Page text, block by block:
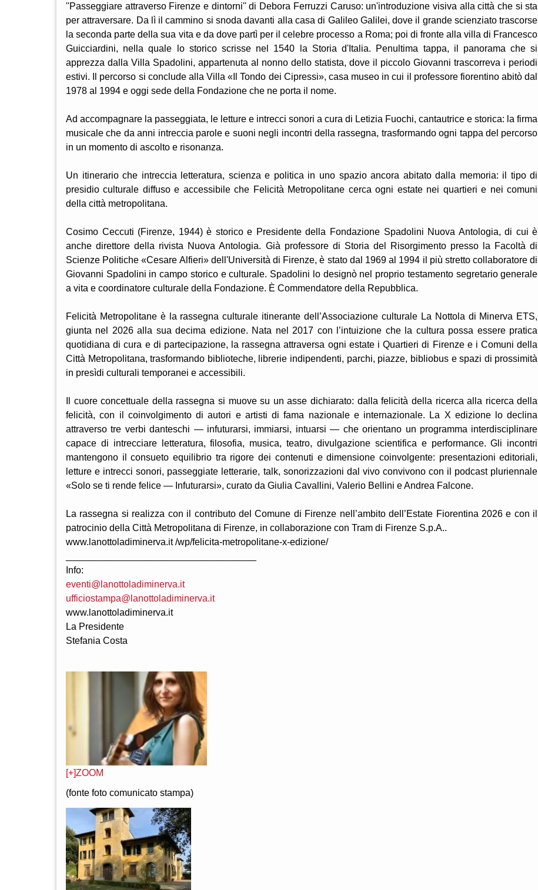
''Passeggiare attraverso Firenze e dintorni'' di Debora Ferruzzi Caruso: un'introduzione visiva alla città che si sta
per attraversare. Da lì il cammino si snoda davanti alla casa di Galileo Galilei, dove il grande scienziato trascorse
la seconda parte della sua vita e da dove partì per il celebre processo a Roma; poi di fronte alla villa di Francesco
Guicciardini, nella quale lo storico scrisse nel 1540 la Storia d'Italia. Penultima tappa, il panorama che si
apprezza dalla Villa Spadolini, appartenuta al nonno dello statista, dove il piccolo Giovanni trascorreva i periodi
estivi. Il percorso si conclude alla Villa «Il Tondo dei Cipressi», casa museo in cui il professore fiorentino abitò dal
1978 al 1994 e oggi sede della Fondazione che ne porta il nome.
Ad accompagnare la passeggiata, le letture e intrecci sonori a cura di Letizia Fuochi, cantautrice e storica: la firma
musicale che da anni intreccia parole e suoni negli incontri della rassegna, trasformando ogni tappa del percorso
in un momento di ascolto e risonanza.
Un itinerario che intreccia letteratura, scienza e politica in uno spazio ancora abitato dalla memoria: il tipo di
presidio culturale diffuso e accessibile che Felicità Metropolitane cerca ogni estate nei quartieri e nei comuni
della città metropolitana.
Cosimo Ceccuti (Firenze, 1944) è storico e Presidente della Fondazione Spadolini Nuova Antologia, di cui è
anche direttore della rivista Nuova Antologia. Già professore di Storia del Risorgimento presso la Facoltà di
Scienze Politiche «Cesare Alfieri» dell'Università di Firenze, è stato dal 1969 al 1994 il più stretto collaboratore di
Giovanni Spadolini in campo storico e culturale. Spadolini lo designò nel proprio testamento segretario generale
a vita e coordinatore culturale della Fondazione. È Commendatore della Repubblica.
Felicità Metropolitane è la rassegna culturale itinerante dell’Associazione culturale La Nottola di Minerva ETS,
giunta nel 2026 alla sua decima edizione. Nata nel 2017 con l’intuizione che la cultura possa essere pratica
quotidiana di cura e di partecipazione, la rassegna attraversa ogni estate i Quartieri di Firenze e i Comuni della
Città Metropolitana, trasformando biblioteche, librerie indipendenti, parchi, piazze, bibliobus e spazi di prossimità
in presìdi culturali temporanei e accessibili.
Il cuore concettuale della rassegna si muove su un asse dichiarato: dalla felicità della ricerca alla ricerca della
felicità, con il coinvolgimento di autori e artisti di fama nazionale e internazionale. La X edizione lo declina
attraverso tre verbi danteschi — infuturarsi, immiarsi, intuarsi — che orientano un programma interdisciplinare
capace di intrecciare letteratura, filosofia, musica, teatro, divulgazione scientifica e performance. Gli incontri
mantengono il consueto equilibrio tra rigore dei contenuti e dimensione coinvolgente: presentazioni editoriali,
letture e intrecci sonori, passeggiate letterarie, talk, sonorizzazioni dal vivo convivono con il podcast pluriennale
«Solo se ti rende felice — Infuturarsi», curato da Giulia Cavallini, Valerio Bellini e Andrea Falcone.
La rassegna si realizza con il contributo del Comune di Firenze nell’ambito dell’Estate Fiorentina 2026 e con il
patrocinio della Città Metropolitana di Firenze, in collaborazione con Tram di Firenze S.p.A..
www.lanottoladiminerva.it /wp/felicita-metropolitane-x-edizione/
Info:
eventi@lanottoladiminerva.it
ufficiostampa@lanottoladiminerva.it
www.lanottoladiminerva.it
La Presidente
Stefania Costa
[+]ZOOM
(fonte foto comunicato stampa)